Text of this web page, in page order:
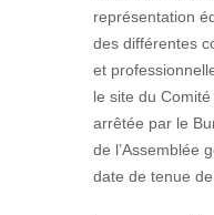
représentation
des différentes
et
le site du
arrêtée par le
de l’Assemblée
date de tenue de